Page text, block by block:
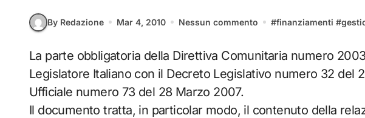
By Redazione Mar 4, 2010 Nessun commento #finanziamenti #
La parte obbligatoria della Direttiva Comunitaria numero 2003/51/CE è stata recepita dal
Legislatore Italiano con il Decreto Legislativo numero 32 del
Ufficiale numero 73 del 28 Marzo 2007.
Il documento tratta, in particolar modo, il contenuto della